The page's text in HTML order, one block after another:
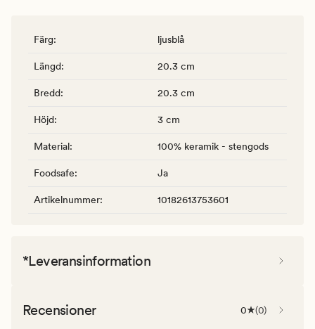
Färg: ljusblå
Längd: 20.3 cm
Bredd: 20.3 cm
Höjd: 3 cm
Material: 100% keramik - stengods
Foodsafe: Ja
Artikelnummer: 10182613753601
*Leveransinformation
Recensioner 0 (0)